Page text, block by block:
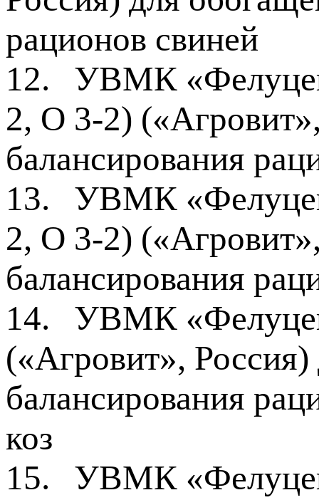
рационов свиней
12.
УВМК
2, О 3-2)
балансирования
13.
УВМК
2, О 3-2)
балансирования
14.
УВМК
(«Агровит»,
балансирования
коз
15.
УВМК